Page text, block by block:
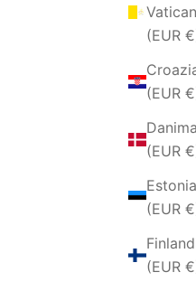
Estonia